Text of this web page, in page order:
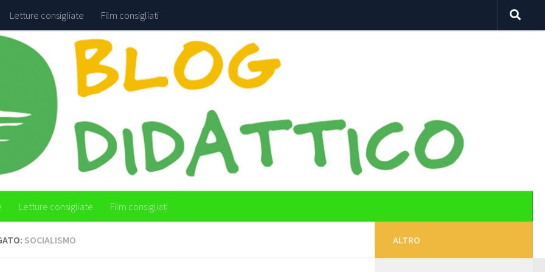
Letture consigliate Film consigliati
Letture consigliate Film consigliati
SOCIALISMO ALTRO